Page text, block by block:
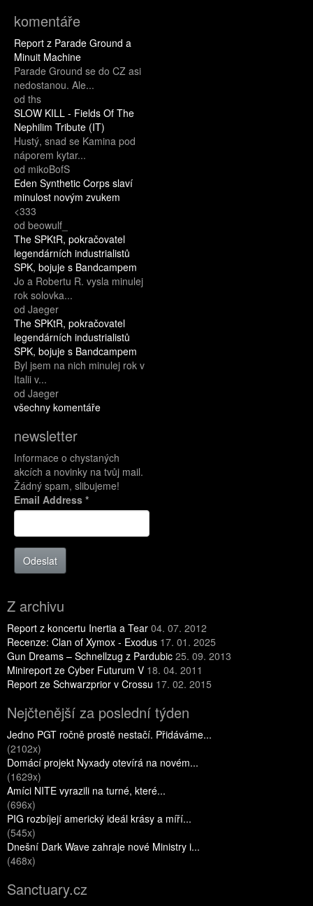
komentáře
Report z Parade Ground a
Minuit Machine
Parade Ground se do CZ asi
nedostanou. Ale...
od ths
SLOW KILL - Fields Of The
Nephilim Tribute (IT)
Hustý, snad se Kamina pod
náporem kytar...
od mikoBofS
Eden Synthetic Corps slaví
minulost novým zvukem
<333
od beowulf_
The SPKtR, pokračovatel
legendárních industrialistů
SPK, bojuje s Bandcampem
Jo a Robertu R. vysla minulej
rok solovka...
od Jaeger
The SPKtR, pokračovatel
legendárních industrialistů
SPK, bojuje s Bandcampem
Byl jsem na nich minulej rok v
Italii v...
od Jaeger
všechny komentáře
newsletter
Informace o chystaných
akcích a novinky na tvůj mail.
Žádný spam, slibujeme!
Email Address *
Odeslat
Z archivu
Report z koncertu Inertia a Tear 04. 07. 2012
Recenze: Clan of Xymox - Exodus 17. 01. 2025
Gun Dreams – Schnellzug z Pardubic 25. 09. 2013
Minireport ze Cyber Futurum V 18. 04. 2011
Report ze Schwarzprior v Crossu 17. 02. 2015
Nejčtenější za poslední týden
Jedno PGT ročně prostě nestačí. Přidáváme...
(2102x)
Domácí projekt Nyxady otevírá na novém...
(1629x)
Amíci NITE vyrazili na turné, které...
(696x)
PIG rozbíjejí americký ideál krásy a míří...
(545x)
Dnešní Dark Wave zahraje nové Ministry i...
(468x)
Sanctuary.cz